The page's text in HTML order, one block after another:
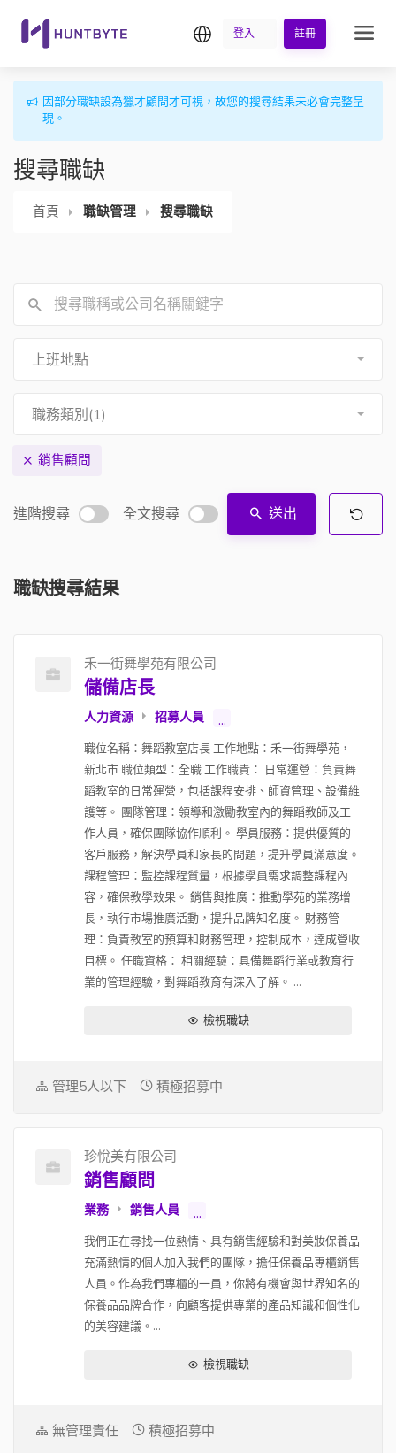
繁中登入 註冊
因部分職缺設為獵才顧問才可視，故您的搜尋結果未必會完整呈
現。
搜尋職缺
首頁 職缺管理 搜尋職缺
上班地點
職務類別(1)
銷售顧問
進階搜尋 全文搜尋 送出
職缺搜尋結果
禾一街舞學苑有限公司
儲備店長
人力資源 招募人員 ...
職位名稱：舞蹈教室店長 工作地點：禾一街舞學苑，
新北市 職位類型：全職 工作職責： 日常運營：負責舞
蹈教室的日常運營，包括課程安排、師資管理、設備維
護等。 團隊管理：領導和激勵教室內的舞蹈教師及工
作人員，確保團隊協作順利。 學員服務：提供優質的
客戶服務，解決學員和家長的問題，提升學員滿意度。
課程管理：監控課程質量，根據學員需求調整課程內
容，確保教學效果。 銷售與推廣：推動學苑的業務增
長，執行市場推廣活動，提升品牌知名度。 財務管
理：負責教室的預算和財務管理，控制成本，達成營收
目標。 任職資格： 相關經驗：具備舞蹈行業或教育行
業的管理經驗，對舞蹈教育有深入了解。 ...
檢視職缺
管理5人以下 積極招募中
珍悅美有限公司
銷售顧問
業務 銷售人員 ...
我們正在尋找一位熱情、具有銷售經驗和對美妝保養品
充滿熱情的個人加入我們的團隊，擔任保養品專櫃銷售
人員。作為我們專櫃的一員，你將有機會與世界知名的
保養品品牌合作，向顧客提供專業的產品知識和個性化
的美容建議。...
檢視職缺
無管理責任 積極招募中